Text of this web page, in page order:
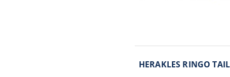
HERAKLES RINGO